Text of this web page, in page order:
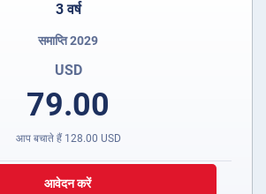
3 वर्ष
समाप्ति 2029
USD
79.00
आप बचाते हैं 128.00 USD
आवेदन करें